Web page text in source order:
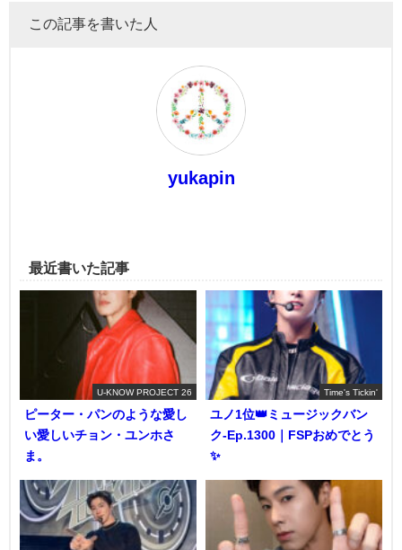
この記事を書いた人
yukapin
最近書いた記事
U-KNOW PROJECT 26
ピーター・パンのような愛し
い愛しいチョン・ユンホさ
ま。
Time's Tickin'
ユノ1位👑ミュージックバン
ク-Ep.1300｜FSPおめでとう
✨️